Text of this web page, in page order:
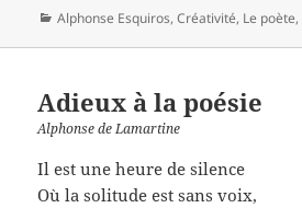
Catégories
Alphonse Esquiros,Créativité, Le poète,
Adieux à la poésie
Alphonse de Lamartine
Il est une heure de silence
Où la solitude est sans voix,